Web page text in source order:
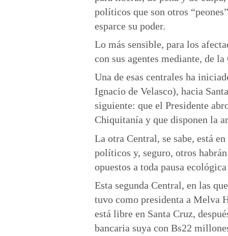
políticos que son otros
esparce su poder.
Lo más sensible, para los
con sus agentes mediante, de
Una de esas centrales ha
Ignacio de Velasco), hacia
siguiente: que el Presidente
Chiquitanía y que disponen la
La otra Central, se sabe, está
políticos y, seguro, otros
opuestos a toda pausa
Esta segunda Central, en las
tuvo como presidenta a Melva
está libre en Santa Cruz,
bancaria suya con Bs22